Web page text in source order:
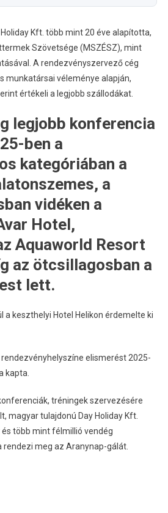
Kft. több mint 20 éve alapította,
Szövetsége (MSZÉSZ), mint
A rendezvényszervező cég
munkatársai véleménye alapján,
értékeli a legjobb szállodákat.
legjobb konferencia
ben a
kategóriában a
a
vidéken a
Hotel,
Aquaworld Resort
az ötcsillagosban a
lett.
a keszthelyi Hotel Helikon érdemelte ki
elismerést 2025-
kapta.
tréningek szervezésére
magyar tulajdonú Day Holiday Kft.
több mint félmillió vendég
meg az Aranynap-gálát.